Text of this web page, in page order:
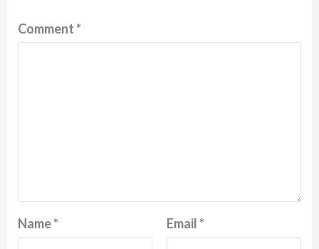
Comment*
Name* Email*